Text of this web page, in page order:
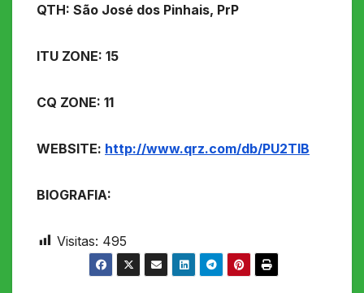
QTH: São José dos Pinhais, PrP
ITU ZONE: 15
CQ ZONE: 11
WEBSITE: http://www.qrz.com/db/PU2TIB
BIOGRAFIA:
Visitas: 495